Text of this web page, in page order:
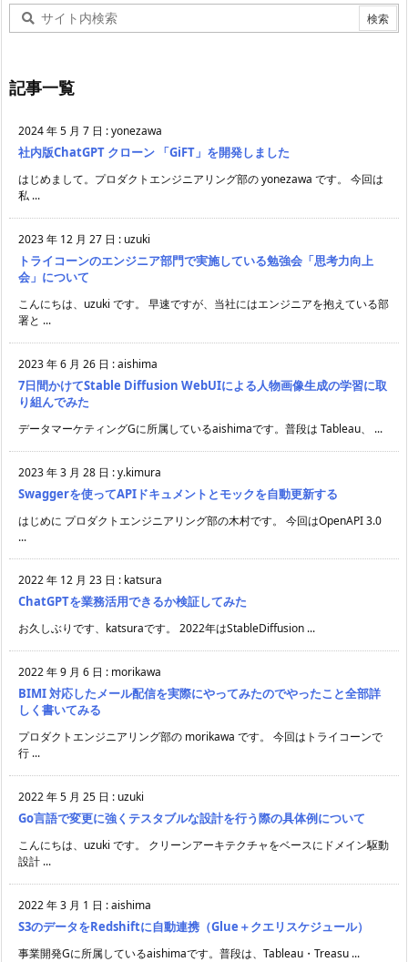
記事一覧
2024 年 5 月 7 日 :yonezawa
社内版ChatGPT クローン 「GiFT」を開発しました
はじめまして。プロダクトエンジニアリング部の yonezawa です。 今回は
私 ...
2023 年 12 月 27 日 : uzuki
トライコーンのエンジニア部門で実施している勉強会「思考力向上
会」について
こんにちは、uzuki です。 早速ですが、当社にはエンジニアを抱えている部
署と ...
2023 年 6 月 26 日 :aishima
7日間かけてStable Diffusion WebUIによる人物画像生成の学習に取
り組んでみた
データマーケティングGに所属しているaishimaです。普段は Tableau、 ...
2023 年 3 月 28 日 :y.kimura
Swaggerを使ってAPIドキュメントとモックを自動更新する
はじめに プロダクトエンジニアリング部の木村です。 今回はOpenAPI 3.0
...
2022 年 12 月 23 日 : katsura
ChatGPTを業務活用できるか検証してみた
お久しぶりです、katsuraです。 2022年はStableDiffusion ...
2022 年 9 月 6 日 : morikawa
BIMI 対応したメール配信を実際にやってみたのでやったこと全部詳
しく書いてみる
プロダクトエンジニアリング部の morikawa です。 今回はトライコーンで
行 ...
2022 年 5 月 25 日 : uzuki
Go言語で変更に強くテスタブルな設計を行う際の具体例について
こんにちは、uzuki です。 クリーンアーキテクチャをベースにドメイン駆動
設計 ...
2022 年 3 月 1 日 :aishima
S3のデータをRedshiftに自動連携（Glue＋クエリスケジュール）
事業開発Gに所属しているaishimaです。普段は、Tableau・Treasu ...